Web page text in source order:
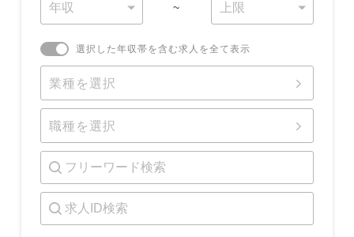
~
選択した年収帯を含む求人を全て表示
業種を選択
職種を選択